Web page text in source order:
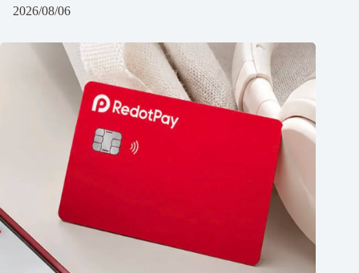
2026/08/06